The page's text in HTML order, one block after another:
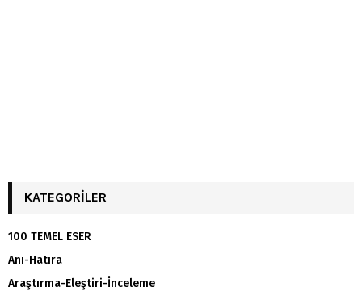
KATEGORILER
100 TEMEL ESER
Anı-Hatıra
Araştırma-Eleştiri-İnceleme